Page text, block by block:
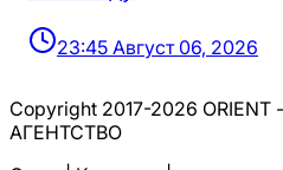
23:45 Август 06, 2026
Copyright 2017-2026
АГЕНТСТВО